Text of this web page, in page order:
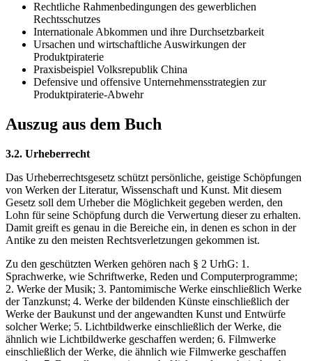
Rechtliche Rahmenbedingungen des gewerblichen
Rechtsschutzes
Internationale Abkommen und ihre Durchsetzbarkeit
Ursachen und wirtschaftliche Auswirkungen der
Produktpiraterie
Praxisbeispiel Volksrepublik China
Defensive und offensive Unternehmensstrategien zur
Produktpiraterie-Abwehr
Auszug aus dem Buch
3.2. Urheberrecht
Das Urheberrechtsgesetz schützt persönliche, geistige Schöpfungen
von Werken der Literatur, Wissenschaft und Kunst. Mit diesem
Gesetz soll dem Urheber die Möglichkeit gegeben werden, den
Lohn für seine Schöpfung durch die Verwertung dieser zu erhalten.
Damit greift es genau in die Bereiche ein, in denen es schon in der
Antike zu den meisten Rechtsverletzungen gekommen ist.
Zu den geschützten Werken gehören nach § 2 UrhG: 1.
Sprachwerke, wie Schriftwerke, Reden und Computerprogramme;
2. Werke der Musik; 3. Pantomimische Werke einschließlich Werke
der Tanzkunst; 4. Werke der bildenden Künste einschließlich der
Werke der Baukunst und der angewandten Kunst und Entwürfe
solcher Werke; 5. Lichtbildwerke einschließlich der Werke, die
ähnlich wie Lichtbildwerke geschaffen werden; 6. Filmwerke
einschließlich der Werke, die ähnlich wie Filmwerke geschaffen